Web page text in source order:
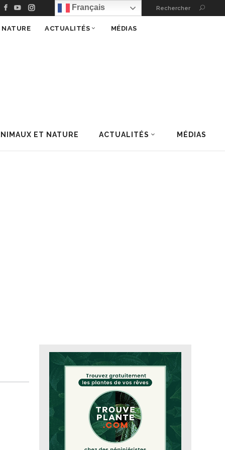
Français Rechercher
ET NATURE ACTUALITÉS MÉDIAS
ACTUALITÉS MÉDIAS